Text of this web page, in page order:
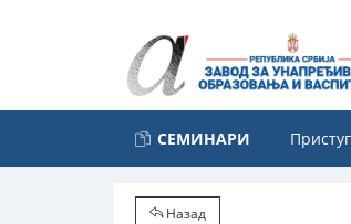
СЕМИНАРИ
Назад